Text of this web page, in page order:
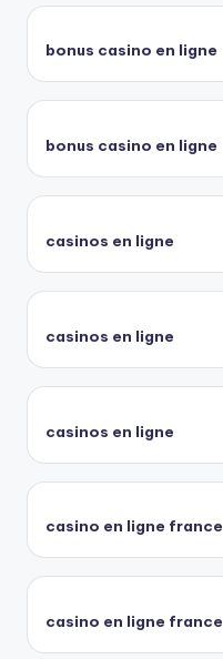
bonus casino en ligne
bonus casino en ligne
casinos en ligne
casinos en ligne
casinos en ligne
casino en ligne france
casino en ligne france